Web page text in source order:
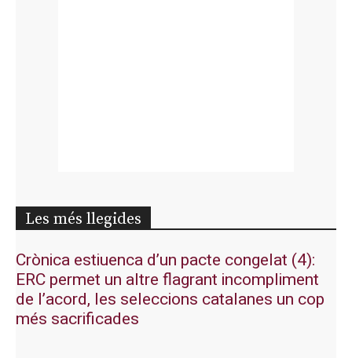
Les més llegides
Crònica estiuenca d’un pacte congelat (4):
ERC permet un altre flagrant incompliment
de l’acord, les seleccions catalanes un cop
més sacrificades